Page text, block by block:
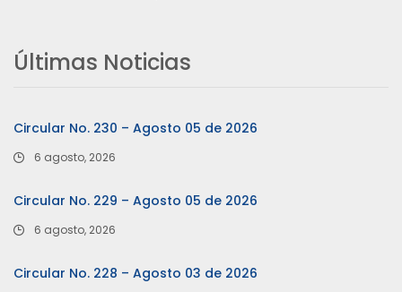
Últimas Noticias
Circular No. 230 – Agosto 05 de 2026
6 agosto, 2026
Circular No. 229 – Agosto 05 de 2026
6 agosto, 2026
Circular No. 228 – Agosto 03 de 2026